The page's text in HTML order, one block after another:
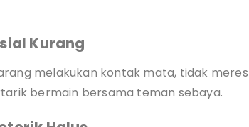
Kurang
melakukan kontak mata, tidak
bermain bersama teman sebaya.